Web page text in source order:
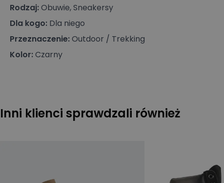
Rodzaj:Obuwie, Sneakersy
Dla kogo: Dla niego
Przeznaczenie:Outdoor / Trekking
Kolor:Czarny
Inni klienci sprawdzali również